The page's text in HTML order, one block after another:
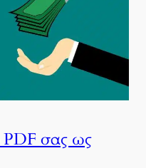
PDF σας ως